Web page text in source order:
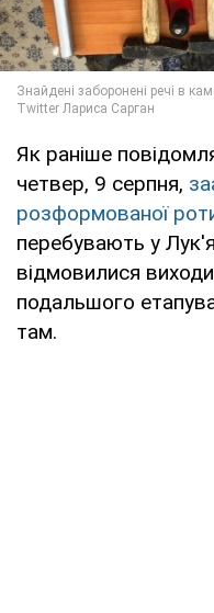
Як раніше
четвер, 9 серпня,
розформованої
перебувають у
відмовилися
подальшого
там.